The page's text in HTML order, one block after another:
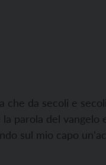
da secoli e
parola del vangelo
sul mio capo